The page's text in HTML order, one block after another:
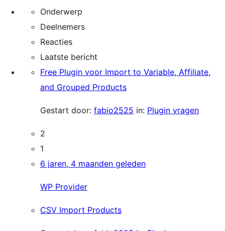
Onderwerp
Deelnemers
Reacties
Laatste bericht
Free Plugin voor Import to Variable, Affiliate,
and Grouped Products
Gestart door: fabio2525 in: Plugin vragen
2
1
6 jaren, 4 maanden geleden
WP Provider
CSV Import Products